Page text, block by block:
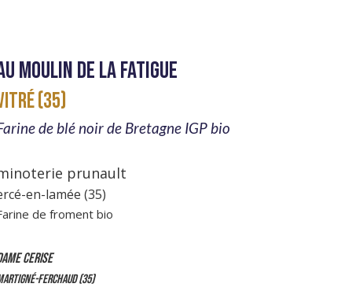
moulin de la fatigue
(35)
de blé noir de Bretagne IGP bio
prunault
en-lamée (35)
de froment bio
CERISE
FERCHAUD (35)